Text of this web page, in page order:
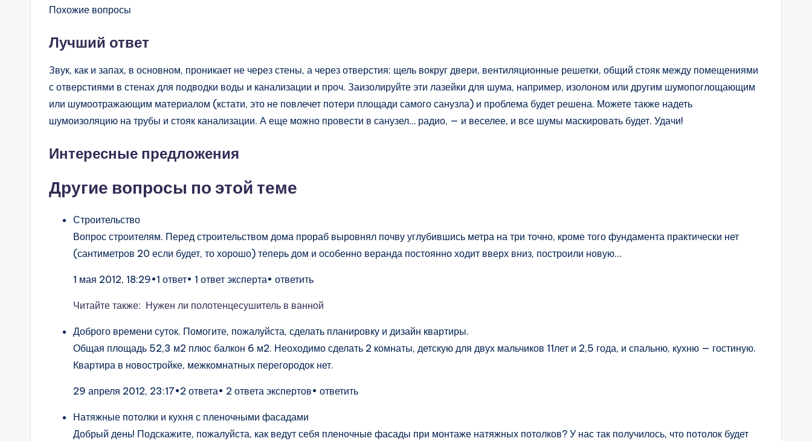
Похожие вопросы
Лучший ответ
Звук, как и запах, в основном, проникает не через стены, а через отверстия: щель вокруг двери, вентиляционные решетки, общий стояк между помещениями
с отверстиями в стенах для подводки воды и канализации и проч. Заизолируйте эти лазейки для шума, например, изолоном или другим шумопоглощающим
или шумоотражающим материалом (кстати, это не повлечет потери площади самого санузла) и проблема будет решена. Можете также надеть
шумоизоляцию на трубы и стояк канализации. А еще можно провести в санузел… радио, — и веселее, и все шумы маскировать будет. Удачи!
Интересные предложения
Другие вопросы по этой теме
Строительство
Вопрос строителям. Перед строительством дома прораб выровнял почву углубившись метра на три точно, кроме того фундамента практически нет
(сантиметров 20 если будет, то хорошо) теперь дом и особенно веранда постоянно ходит вверх вниз, построили новую…
1 мая 2012, 18:29•1 ответ• 1 ответ эксперта• ответить
Читайте также: Нужен ли полотенцесушитель в ванной
Доброго времени суток. Помогите, пожалуйста, сделать планировку и дизайн квартиры.
Общая площадь 52,3 м2 плюс балкон 6 м2. Неоходимо сделать 2 комнаты, детскую для двух мальчиков 11лет и 2,5 года, и спальню, кухню — гостиную.
Квартира в новостройке, межкомнатных перегородок нет.
29 апреля 2012, 23:17•2 ответа• 2 ответа экспертов• ответить
Натяжные потолки и кухня с пленочными фасадами
Добрый день! Подскажите, пожалуйста, как ведут себя пленочные фасады при монтаже натяжных потолков? У нас так получилось, что потолок будет